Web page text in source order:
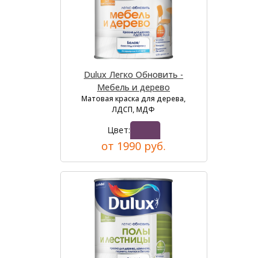
Dulux Легко Обновить -
Мебель и дерево
Матовая краска для дерева,
ЛДСП, МДФ
Цвет:
от 1990 руб.